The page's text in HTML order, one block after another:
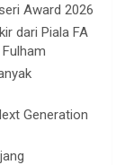
Award 2026
dari Piala FA
Generation